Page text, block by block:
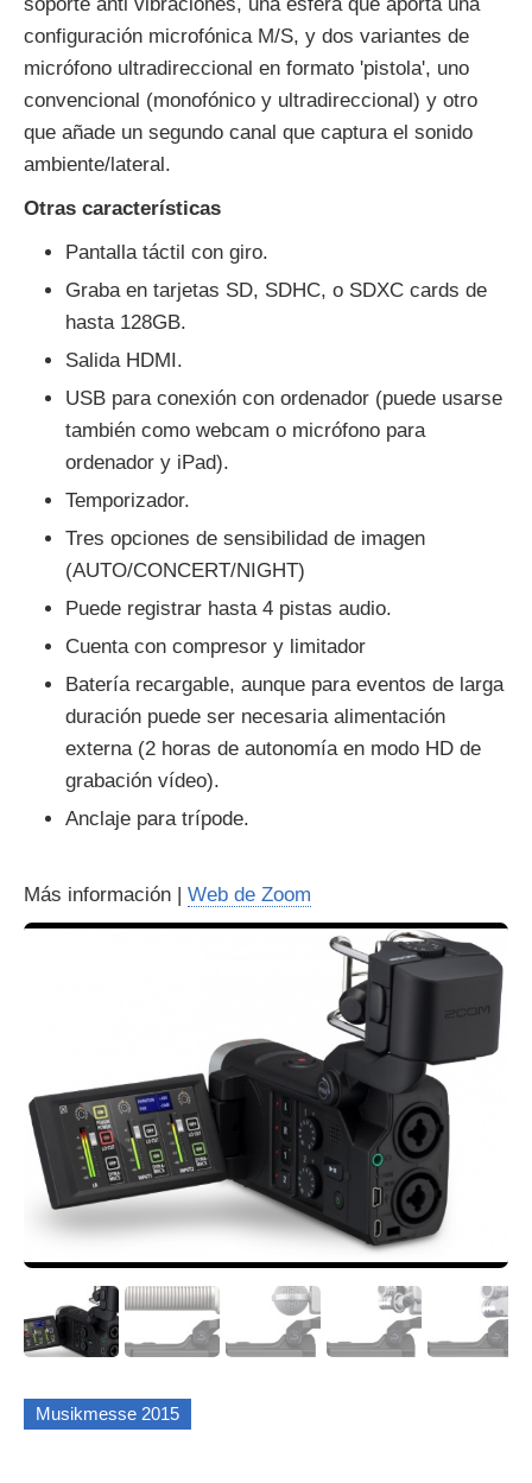
configuración microfónica M/S, y dos variantes de
micrófono ultradireccional en formato 'pistola', uno
convencional (monofónico y ultradireccional) y otro
que añade un segundo canal que captura el sonido
ambiente/lateral.
Otras características
Pantalla táctil con giro.
Graba en tarjetas SD, SDHC, o SDXC cards de
hasta 128GB.
Salida HDMI.
USB para conexión con ordenador (puede usarse
también como webcam o micrófono para
ordenador y iPad).
Temporizador.
Tres opciones de sensibilidad de imagen
(AUTO/CONCERT/NIGHT)
Puede registrar hasta 4 pistas audio.
Cuenta con compresor y limitador
Batería recargable, aunque para eventos de larga
duración puede ser necesaria alimentación
externa (2 horas de autonomía en modo HD de
grabación vídeo).
Anclaje para trípode.
Más información | Web de Zoom
Musikmesse 2015